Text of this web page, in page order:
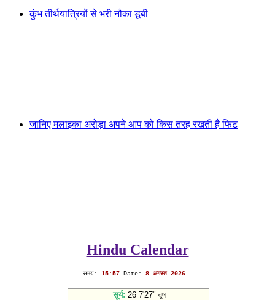
कुंभ तीर्थयात्रियों से भरी नौका डूबी
जानिए मलाइका अरोड़ा अपने आप को किस तरह रखती है फिट
Hindu Calendar